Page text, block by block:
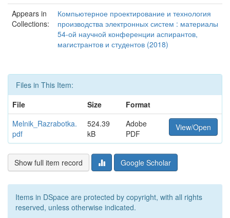
Appears in
Collections:
Компьютерное проектирование и технология
производства электронных систем : материалы
54-ой научной конференции аспирантов,
магистрантов и студентов (2018)
Files in This Item:
File
Size
Format
Melnik_Razrabotka.
pdf
524.39
kB
Adobe
PDF
View/Open
Show full item record Google Scholar
Items in DSpace are protected by copyright, with all rights
reserved, unless otherwise indicated.